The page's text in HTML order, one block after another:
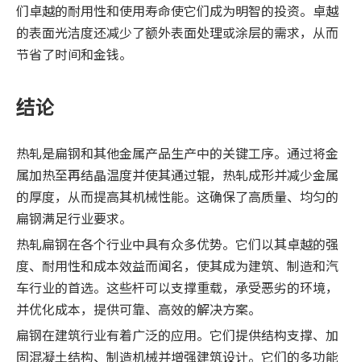
们卓越的耐用性和使用寿命使它们成为明智的投资。卓越
的表面光洁度还减少了额外表面处理或涂层的需求，从而
节省了时间和金钱。
结论
热轧是扁钢和其他金属产品生产中的关键工序。通过将金
属加热至再结晶温度并使其通过辊，热轧成形并减少金属
的厚度，从而提高其机械性能。这确保了高质量、均匀的
扁钢满足行业要求。
热轧扁钢在各个行业中具有众多优势。它们以其卓越的强
度、耐用性和成本效益而闻名，使其成为建筑、制造和汽
车行业的首选。这些杆可以支撑重载，承受恶劣的环境，
并优化成本，提供可靠、高效的解决方案。
扁钢在建筑行业有着广泛的应用。它们提供结构支撑、加
固混凝土结构、制造机械并增强建筑设计。它们的多功能